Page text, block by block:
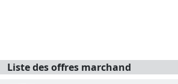
Liste des offres marchand